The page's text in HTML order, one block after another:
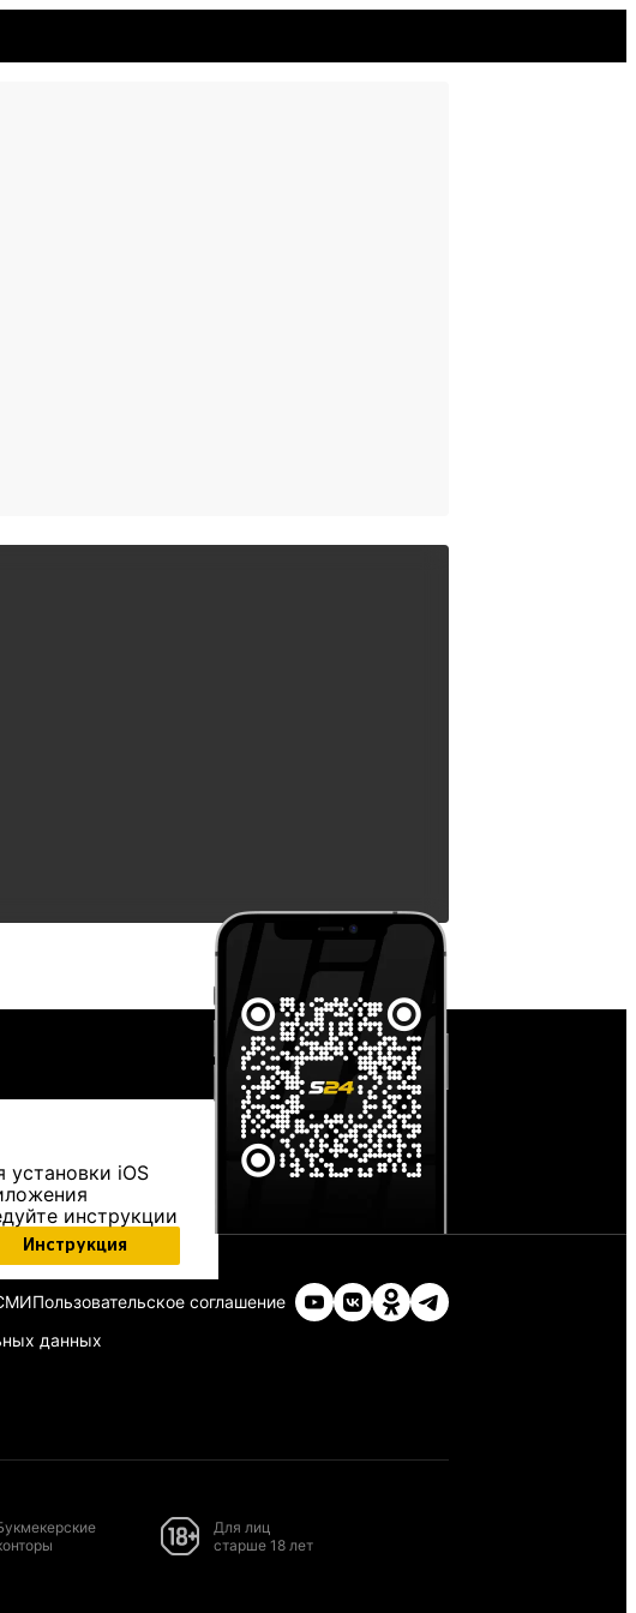
установки iOS
инструкции
Инструкция
Пользовательское соглашение
данных
Для лиц
старше 18 лет